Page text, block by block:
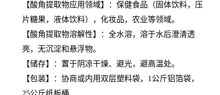
【酸角提取物应用领域】：保健食品（固体饮料，压
片糖果，液体饮料），化妆品，农业等领域。
【酸角提取物溶解性】：全水溶，溶于水后澄清透
亮，无沉淀和悬浮物。
【储存】：置于阴凉干燥、避光，避高温处。
【包装】：协商或内用双层塑料袋，1公斤铝箔袋，